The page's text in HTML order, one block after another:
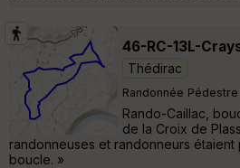
46-RC-13L-
Thédirac
Randonnée Pédestre
Rando-Caillac,
de la Croix de
randonneuses et randonneurs étaient
boucle. »